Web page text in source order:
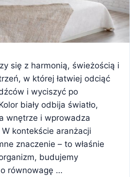
się z harmonią, świeżością i
w której łatwiej odciąć
i wyciszyć po
biały odbija światło,
wnętrze i wprowadza
kontekście aranżacji
znaczenie – to właśnie
budujemy
równowagę …